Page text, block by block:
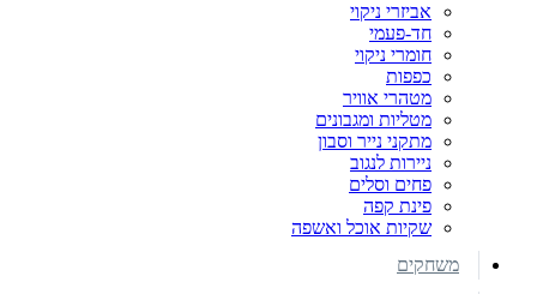
אביזרי ניקוי
חד-פעמי
חומרי ניקוי
כפפות
מטהרי אוויר
מטליות ומגבונים
מתקני נייר וסבון
ניירות לנגוב
פחים וסלים
פינת קפה
שקיות אוכל ואשפה
משחקים